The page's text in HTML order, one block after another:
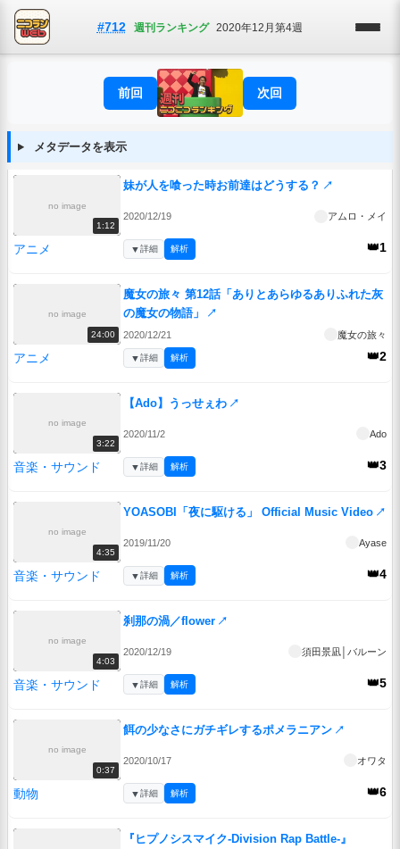
#712 週刊ランキング 2020年12月第4週
前回 次回
メタデータを表示
no image
1:12
妹が人を喰った時お前達はどうする？ ↗
2020/12/19 アムロ・メイ
アニメ 👑1
▼詳細 解析
no image
24:00
魔女の旅々 第12話「ありとあらゆるありふれた灰
の魔女の物語」
↗
2020/12/21 魔女の旅々
アニメ 👑2
▼詳細 解析
no image
3:22
【Ado】うっせぇわ ↗
2020/11/2 Ado
音楽・サウンド 👑3
▼詳細 解析
no image
4:35
YOASOBI「夜に駆ける」 Official Music Video ↗
2019/11/20 Ayase
音楽・サウンド 👑4
▼詳細 解析
no image
4:03
刹那の渦／flower ↗
2020/12/19 須田景凪│バルーン
音楽・サウンド 👑5
▼詳細 解析
no image
0:37
餌の少なさにガチギレするポメラニアン ↗
2020/10/17 オワタ
動物 👑6
▼詳細 解析
『ヒプノシスマイク-Division Rap Battle-』